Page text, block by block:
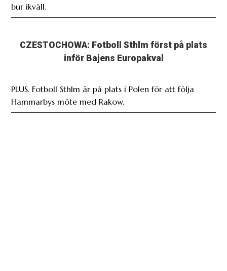
bur ikväll.
CZESTOCHOWA: Fotboll Sthlm först på plats
inför Bajens Europakval
PLUS. Fotboll Sthlm är på plats i Polen för att följa
Hammarbys möte med Rakow.